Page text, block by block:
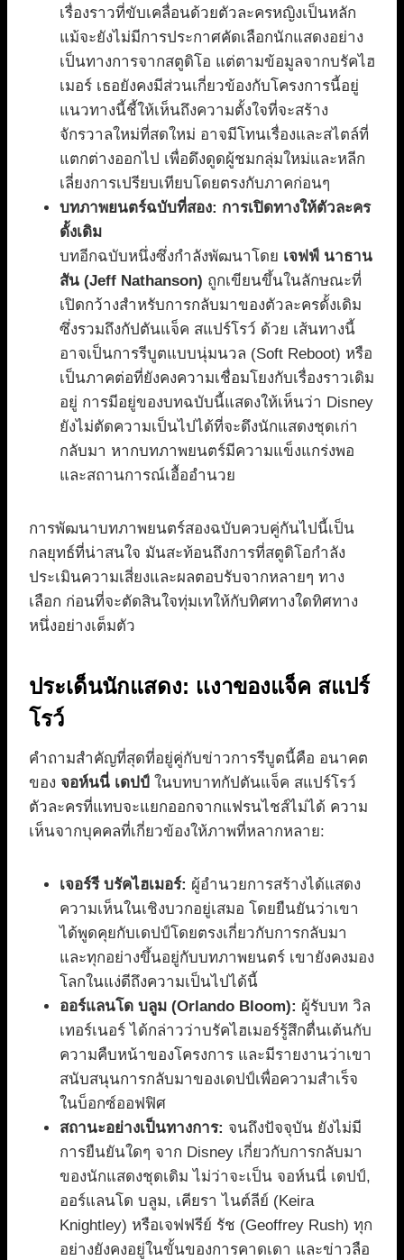
เรื่องราวที่ขับเคลื่อนด้วยตัวละครหญิงเป็นหลัก
แม้จะยังไม่มีการประกาศคัดเลือกนักแสดงอย่าง
เป็นทางการจากสตูดิโอ แต่ตามข้อมูลจากบรัคไฮ
เมอร์ เธอยังคงมีส่วนเกี่ยวข้องกับโครงการนี้อยู่
แนวทางนี้ชี้ให้เห็นถึงความตั้งใจที่จะสร้าง
จักรวาลใหม่ที่สดใหม่ อาจมีโทนเรื่องและสไตล์ที่
แตกต่างออกไป เพื่อดึงดูดผู้ชมกลุ่มใหม่และหลีก
เลี่ยงการเปรียบเทียบโดยตรงกับภาคก่อนๆ
บทภาพยนตร์ฉบับที่สอง: การเปิดทางให้ตัวละคร
ดั้งเดิม
บทอีกฉบับหนึ่งซึ่งกำลังพัฒนาโดย เจฟฟ์ นาธาน
สัน (Jeff Nathanson) ถูกเขียนขึ้นในลักษณะที่
เปิดกว้างสำหรับการกลับมาของตัวละครดั้งเดิม
ซึ่งรวมถึงกัปตันแจ็ค สแปร์โรว์ ด้วย เส้นทางนี้
อาจเป็นการรีบูตแบบนุ่มนวล (Soft Reboot) หรือ
เป็นภาคต่อที่ยังคงความเชื่อมโยงกับเรื่องราวเดิม
อยู่ การมีอยู่ของบทฉบับนี้แสดงให้เห็นว่า Disney
ยังไม่ตัดความเป็นไปได้ที่จะดึงนักแสดงชุดเก่า
กลับมา หากบทภาพยนตร์มีความแข็งแกร่งพอ
และสถานการณ์เอื้ออำนวย
การพัฒนาบทภาพยนตร์สองฉบับควบคู่กันไปนี้เป็น
กลยุทธ์ที่น่าสนใจ มันสะท้อนถึงการที่สตูดิโอกำลัง
ประเมินความเสี่ยงและผลตอบรับจากหลายๆ ทาง
เลือก ก่อนที่จะตัดสินใจทุ่มเทให้กับทิศทางใดทิศทาง
หนึ่งอย่างเต็มตัว
ประเด็นนักแสดง: เเงาของแจ็ค สแปร์
โรว์
คำถามสำคัญที่สุดที่อยู่คู่กับข่าวการรีบูตนี้คือ อนาคต
ของ จอห์นนี่ เดปป์ ในบทบาทกัปตันแจ็ค สแปร์โรว์
ตัวละครที่แทบจะแยกออกจากแฟรนไชส์ไม่ได้ ความ
เห็นจากบุคคลที่เกี่ยวข้องให้ภาพที่หลากหลาย:
เจอร์รี บรัคไฮเมอร์: ผู้อำนวยการสร้างได้แสดง
ความเห็นในเชิงบวกอยู่เสมอ โดยยืนยันว่าเขา
ได้พูดคุยกับเดปป์โดยตรงเกี่ยวกับการกลับมา
และทุกอย่างขึ้นอยู่กับบทภาพยนตร์ เขายังคงมอง
โลกในแง่ดีถึงความเป็นไปได้นี้
ออร์แลนโด บลูม (Orlando Bloom): ผู้รับบท วิล
เทอร์เนอร์ ได้กล่าวว่าบรัคไฮเมอร์รู้สึกตื่นเต้นกับ
ความคืบหน้าของโครงการ และมีรายงานว่าเขา
สนับสนุนการกลับมาของเดปป์เพื่อความสำเร็จ
ในบ็อกซ์ออฟฟิศ
สถานะอย่างเป็นทางการ: จนถึงปัจจุบัน ยังไม่มี
การยืนยันใดๆ จาก Disney เกี่ยวกับการกลับมา
ของนักแสดงชุดเดิม ไม่ว่าจะเป็น จอห์นนี่ เดปป์,
ออร์แลนโด บลูม, เคียรา ไนต์ลีย์ (Keira
Knightley) หรือเจฟฟรีย์ รัช (Geoffrey Rush) ทุก
อย่างยังคงอยู่ในขั้นของการคาดเดา และข่าวลือ